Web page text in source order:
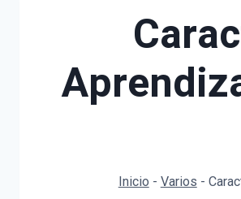
Inicio - Varios -